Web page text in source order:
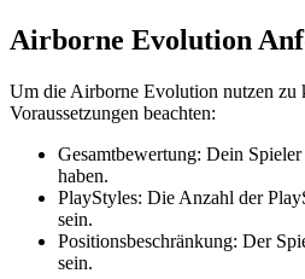
Airborne Evolution
Um die Airborne Evolution nutzen zu
Voraussetzungen beachten:
Gesamtbewertung: Dein
haben.
PlayStyles: Die Anzahl der
sein.
Positionsbeschränkung: Der
sein.